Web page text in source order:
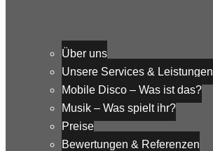
Über uns
Unsere Services & Leistungen
Mobile Disco – Was ist das?
Musik – Was spielt ihr?
Preise
Bewertungen & Referenzen